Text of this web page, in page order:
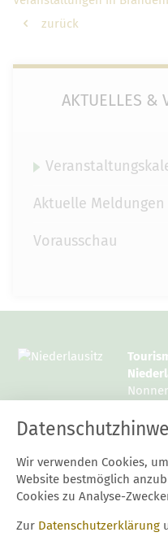
zurück
AKTUELLES &
Aktuelle Meldungen
Vorausschau
Fax: 03544 / 12997 20
E-Mail:
Wir verwenden Cookies,
Website bestmöglich
Cookies zu Analyse-
Zur Datenschutzerklärung